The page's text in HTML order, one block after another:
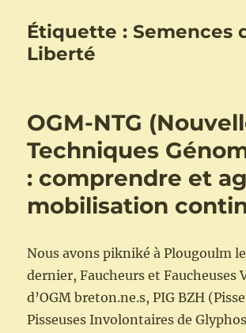
Étiquette :Semences
Liberté
OGM-NTG
Techniques
: comprendre et
mobilisation
Nous avons pikniké à Plougoulm
dernier, Faucheurs et Faucheuses
d’OGM breton.ne.s, PIG BZH
Pisseuses Involontaires de